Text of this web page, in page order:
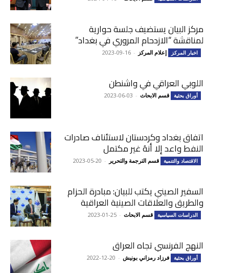
مركز البيان يستضيف جلسة حوارية
لمناقشة “الازدحام المروري في بغداد”
اخبار المركز إعلام المركز -
2023-09-16
اللوبي العراقي في واشنطن
أوراق بحثية قسم الابحاث -
2023-06-03
اتفاق بغداد وكردستان لاستئناف صادرات
النفط واعد إلا أنهُ غير مكتمل
الاقتصاد والتنمية قسم الترجمة والتحرير -
2023-05-20
السفير الصيني يكتب للبيان: مبادرة الحزام
والطريق والعلاقات الصينية العراقية
الدراسات السياسية قسم الابحاث -
2023-01-25
النهج الفرنسي تجاه العراق
أوراق بحثية فرزاد رمزاني بونيش -
2022-12-20